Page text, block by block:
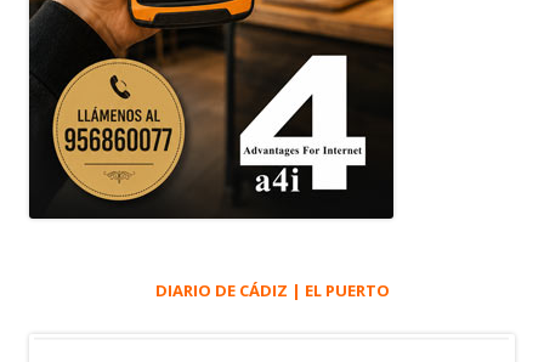
DIARIO DE CÁDIZ | EL PUERTO